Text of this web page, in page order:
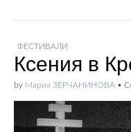
ФЕСТИВАЛИ
Ксения в
by Мария ЗЕРЧАНИНОВА •